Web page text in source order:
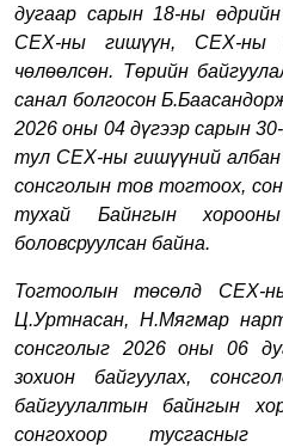
дугаар сарын 18-ны
СЕХ-ны гишүүн, СЕХ-ны
чөлөөлсөн. Төрийн
санал болгосон
2026 оны 04 дүгээр сарын
тул СЕХ-ны гишүүний
сонсголын тов тогтоох,
тухай Байнгын
боловсруулсан байна.
Тогтоолын төсөлд СЕХ-
Ц.Уртнасан, Н.Мягмар
сонсголыг 2026 оны06
зохион байгуулах,
байгуулалтын байнгын
сонгохоор тусгасныг